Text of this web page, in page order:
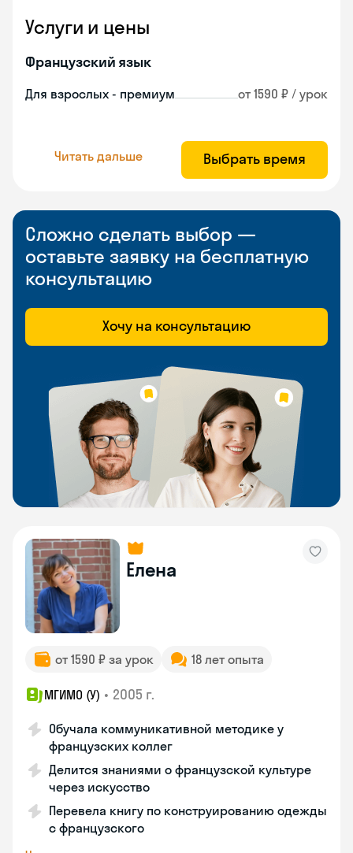
Услуги и цены
Французский язык
Для взрослых - премиум от 1590 ₽ / урок
Читать дальше Выбрать время
Сложно сделать выбор —
оставьте заявку на бесплатную
консультацию
Хочу на консультацию
Елена
от 1590 ₽ за урок 18 лет опыта
МГИМО (У) • 2005 г.
Обучала коммуникативной методике у
французских коллег
Делится знаниями о французской культуре
через искусство
Перевела книгу по конструированию одежды
с французского